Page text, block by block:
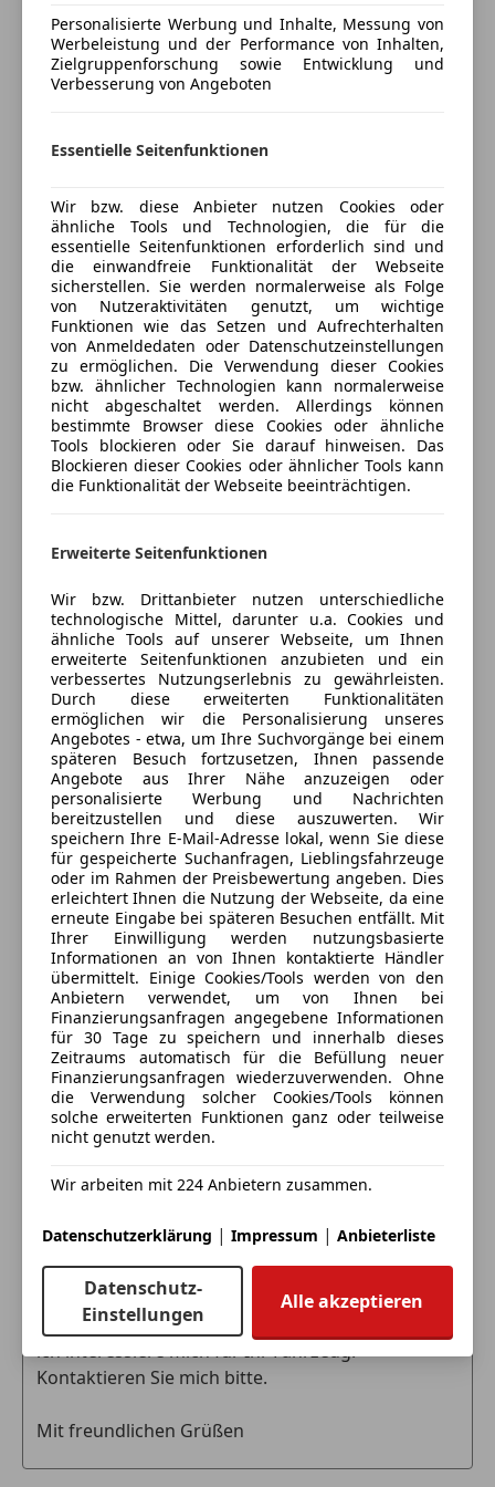
Sitzheizung
Start/Stop-Automatik
teilb. Rücksitzbank
Unterhaltung/Media
Apple CarPlay
Bluetooth
Bordcomputer
DAB-Radio
Freisprecheinrichtung
Induktionsladen für Smartphones
Musikstreaming integriert
Radio
Soundsystem
USB
Volldigitales Kombiinstrument
Sicherheit
ABS
Abstandswarner
Beifahrerairbag
ESP
Fahrerairbag
Fernlichtassistent
Geschwindigkeits-begrenzungsanlage
Isofix
Kopfairbag
Kurvenlicht
LED-Scheinwerfer
LED-Tagfahrlicht
Notbremsassistent
Notrufsystem
Reifendruckkontrollsystem
Seitenairbag
Servolenkung
Spurhalteassistent
Tagfahrlicht
Traktionskontrolle
Verkehrszeichenerkennung
Voll-LED Scheinwerfer
Wegfahrsperre
Extras
Alufelgen (19")
Ambientebeleuchtung
Anhängerkupplung
Elektronische Parkbremse
Gepäckraumabtrennung
Pannenkit
Partikelfilter
464 Volldigitales Instrumenten-Display
723 EASY-PACK Laderaumabdeckung
772 AMG Styling
876 Innenraumlicht-Paket
P47 Park-Paket mit 360°-Kamera
P55 Night-Paket
P65 Sitzkomfort-Paket
PYH AMG Line
PYN Premium Paket
ASSISTENZSYSTEME
235 Aktiver Park-Assistent mit PARKTRONIC
351 Mercedes-Benz Notrufsystem
440 TEMPOMAT
501 360°-Kamera
513 Verkehrszeichen-Assistent
628 Adaptiver Fernlicht-Assistent Plus
421 9G-TRONIC
482 Fahrwerk mit höherer Bodenfreiheit
U79 Diesel-Abgasreinigungsanlage BlueTEC
inklusive AdBlue Behälter
AUDIO & KOMMUNIKATION
16U Apple CarPlay
17U Android Auto
270 GPS Antenne
274 Telefon-Antenne
362 Kommunikationsmodul (LTE) für die Nutzung
von Mercedes me connect Diensten
446 Touchpad
537 Digitales Radio
548 MBUX Multimediasystem
853 Advanced Soundsystem
INTERIEUR
294 Kneebag
309 Doppelcupholder
431 DIRECT SELECT-Schaltwippen
51U Innenhimmel Stoff schwarz
737 Zierelemente Holz Esche schwarz offenporig /
739 Zierelemente Aluminium mit Längsschliff hell
859 Media-Display
873 Sitzheizung für Fahrer und Beifahrer
877 Ambientebeleuchtung
897 Kabelloses Ladesystem für mobile Endgeräte
vorn
L Linkslenkung
P29 AMG Line Interieur
Mehr anzeigen
Versicherung
Kfz-Versicherung
Versicherungsschutz an Ihre Bedürfnisse
anpassen
Freischaden-Gutschein ab Stufe 0
Jetzt berechnen
Verkäufer Händler
Autohaus Peternel GmbH
Sternebewertung 5 von 5
5Sterne
(99% Weiterempfehlungen)
Anbieter auf AutoScout24 seit 2010
Showroom
Geschlossen
Öffnet um 13:00
Halbenrainer Straße,
8490 Bad Radkersburg, AT
Kontakt
Peter Peternel
Alle Fahrzeuge des Anbieters
Personalisierte Werbung und Inhalte, Messung von
Werbeleistung und der Performance von Inhalten,
Zielgruppenforschung sowie Entwicklung und
Verbesserung von Angeboten
Essentielle Seitenfunktionen
Wir bzw. diese Anbieter nutzen Cookies oder
ähnliche Tools und Technologien, die für die
essentielle Seitenfunktionen erforderlich sind und
die einwandfreie Funktionalität der Webseite
sicherstellen. Sie werden normalerweise als Folge
von Nutzeraktivitäten genutzt, um wichtige
Funktionen wie das Setzen und Aufrechterhalten
von Anmeldedaten oder Datenschutzeinstellungen
zu ermöglichen. Die Verwendung dieser Cookies
bzw. ähnlicher Technologien kann normalerweise
nicht abgeschaltet werden. Allerdings können
bestimmte Browser diese Cookies oder ähnliche
Tools blockieren oder Sie darauf hinweisen. Das
Blockieren dieser Cookies oder ähnlicher Tools kann
die Funktionalität der Webseite beeinträchtigen.
Erweiterte Seitenfunktionen
Wir bzw. Drittanbieter nutzen unterschiedliche
technologische Mittel, darunter u.a. Cookies und
ähnliche Tools auf unserer Webseite, um Ihnen
erweiterte Seitenfunktionen anzubieten und ein
verbessertes Nutzungserlebnis zu gewährleisten.
Durch diese erweiterten Funktionalitäten
ermöglichen wir die Personalisierung unseres
Angebotes - etwa, um Ihre Suchvorgänge bei einem
späteren Besuch fortzusetzen, Ihnen passende
Angebote aus Ihrer Nähe anzuzeigen oder
personalisierte Werbung und Nachrichten
bereitzustellen und diese auszuwerten. Wir
speichern Ihre E-Mail-Adresse lokal, wenn Sie diese
für gespeicherte Suchanfragen, Lieblingsfahrzeuge
oder im Rahmen der Preisbewertung angeben. Dies
erleichtert Ihnen die Nutzung der Webseite, da eine
erneute Eingabe bei späteren Besuchen entfällt. Mit
Ihrer Einwilligung werden nutzungsbasierte
Informationen an von Ihnen kontaktierte Händler
übermittelt. Einige Cookies/Tools werden von den
Anbietern verwendet, um von Ihnen bei
Finanzierungsanfragen angegebene Informationen
für 30 Tage zu speichern und innerhalb dieses
Zeitraums automatisch für die Befüllung neuer
Finanzierungsanfragen wiederzuverwenden. Ohne
die Verwendung solcher Cookies/Tools können
solche erweiterten Funktionen ganz oder teilweise
nicht genutzt werden.
Wir arbeiten mit 224 Anbietern zusammen.
Datenschutzerklärung | Impressum | Anbieterliste
Datenschutz-
Einstellungen
Alle akzeptieren